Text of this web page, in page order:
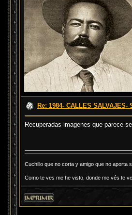
Re: 1984- CALLES
Recuperadas imagenes que parece
Cuchillo que no corta y amigo que no aporta
Como te ves me he visto, donde me vés te